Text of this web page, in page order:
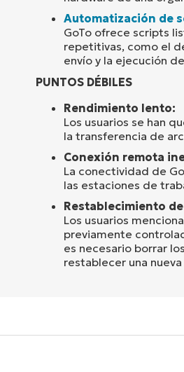
Automatización de
GoTo ofrece scripts
repetitivas, como el
envío y la ejecución
PUNTOS DÉBILES
Rendimiento lento:
Los usuarios se han
la transferencia de
Conexión remota
La conectividad de
las estaciones de
Restablecimiento
Los usuarios
previamente
es necesario borrar
restablecer una